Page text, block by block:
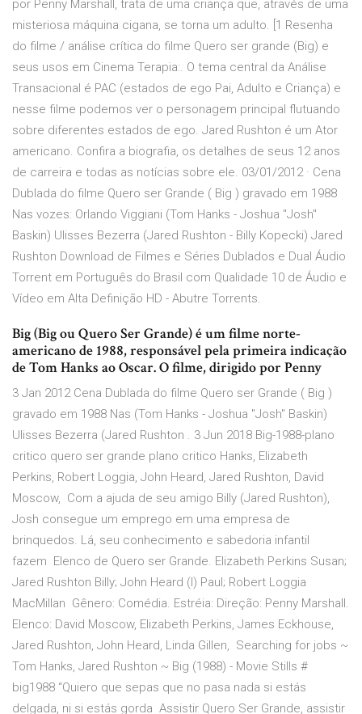
por Penny Marshall, trata de uma criança que, através de uma
misteriosa máquina cigana, se torna um adulto. [1 Resenha
do filme / análise crítica do filme Quero ser grande (Big) e
seus usos em Cinema Terapia:. O tema central da Análise
Transacional é PAC (estados de ego Pai, Adulto e Criança) e
nesse filme podemos ver o personagem principal flutuando
sobre diferentes estados de ego. Jared Rushton é um Ator
americano. Confira a biografia, os detalhes de seus 12 anos
de carreira e todas as notícias sobre ele. 03/01/2012 · Cena
Dublada do filme Quero ser Grande ( Big ) gravado em 1988
Nas vozes: Orlando Viggiani (Tom Hanks - Joshua "Josh"
Baskin) Ulisses Bezerra (Jared Rushton - Billy Kopecki) Jared
Rushton Download de Filmes e Séries Dublados e Dual Áudio
Torrent em Português do Brasil com Qualidade 10 de Áudio e
Vídeo em Alta Definição HD - Abutre Torrents.
Big (Big ou Quero Ser Grande) é um filme norte-
americano de 1988, responsável pela primeira indicação
de Tom Hanks ao Oscar. O filme, dirigido por Penny
3 Jan 2012 Cena Dublada do filme Quero ser Grande ( Big )
gravado em 1988 Nas (Tom Hanks - Joshua "Josh" Baskin)
Ulisses Bezerra (Jared Rushton . 3 Jun 2018 Big-1988-plano
critico quero ser grande plano critico Hanks, Elizabeth
Perkins, Robert Loggia, John Heard, Jared Rushton, David
Moscow, Com a ajuda de seu amigo Billy (Jared Rushton),
Josh consegue um emprego em uma empresa de
brinquedos. Lá, seu conhecimento e sabedoria infantil
fazem Elenco de Quero ser Grande. Elizabeth Perkins Susan;
Jared Rushton Billy; John Heard (I) Paul; Robert Loggia
MacMillan Gênero: Comédia. Estréia: Direção: Penny Marshall.
Elenco: David Moscow, Elizabeth Perkins, James Eckhouse,
Jared Rushton, John Heard, Linda Gillen, Searching for jobs ~
Tom Hanks, Jared Rushton ~ Big (1988) - Movie Stills #
big1988 “Quiero que sepas que no pasa nada si estás
delgada, ni si estás gorda Assistir Quero Ser Grande, assistir